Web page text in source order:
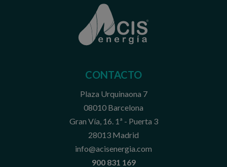
CONTACTO
Plaza Urquinaona 7
08010 Barcelona
Gran Vía, 16. 1ª - Puerta 3
28013 Madrid
info@acisenergia.com
900 831 169